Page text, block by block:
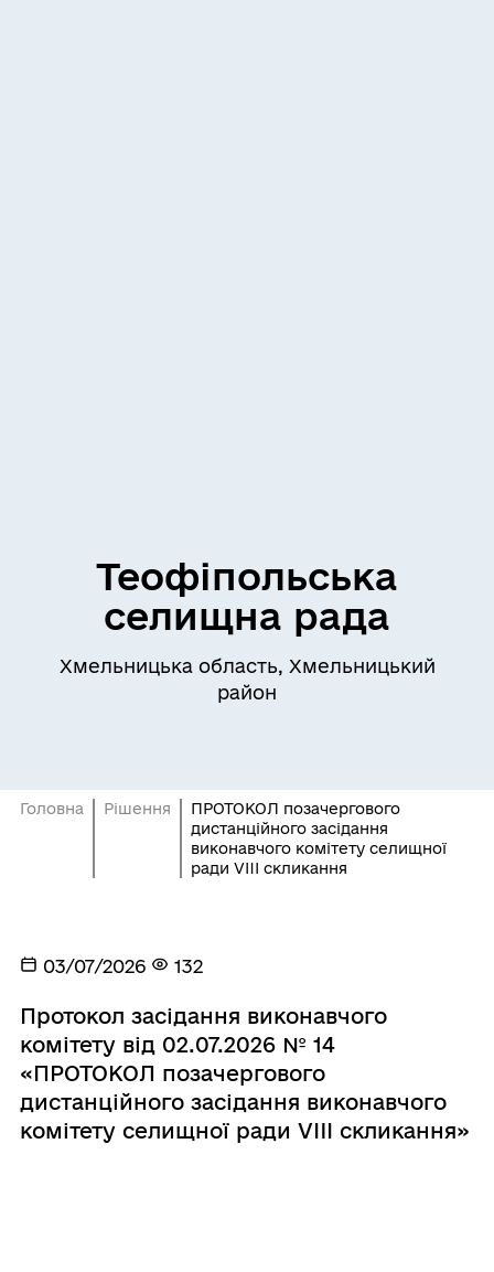
Теофіпольська
селищна рада
Хмельницька область, Хмельницький
район
Головна Рішення
ПРОТОКОЛ позачергового
дистанційного засідання
виконавчого комітету селищної
ради VIII скликання
03/07/2026 132
Протокол засідання виконавчого
комітету від 02.07.2026 № 14
«ПРОТОКОЛ позачергового
дистанційного засідання виконавчого
комітету селищної ради VIII скликання»